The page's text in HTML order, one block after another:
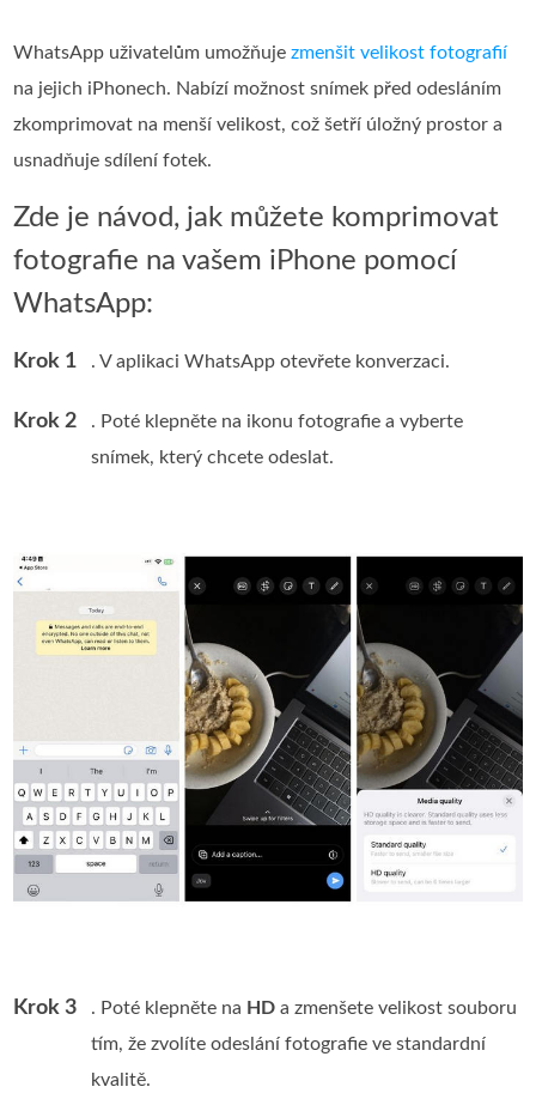
WhatsApp uživatelům umožňujezmenšit velikost fotografií
na jejich iPhonech. Nabízí možnost snímek před odesláním
zkomprimovat na menší velikost, což šetří úložný prostor a
usnadňuje sdílení fotek.
Zde je návod, jak můžete komprimovat
fotografie na vašem iPhone pomocí
WhatsApp:
Krok 1 . V aplikaci WhatsApp otevřete konverzaci.
Krok 2
. Poté klepněte na ikonu fotografie a vyberte
snímek, který chcete odeslat.
Krok 3 . Poté klepněte na HD a zmenšete velikost souboru
tím, že zvolíte odeslání fotografie ve standardní
kvalitě.